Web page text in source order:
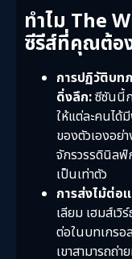
ทำไม The
ซีรีส์ที่คุณต้อ
การปฏิวัติบท
ดิ่งลึก:ซีซันนี้
ให้แต่ละคนได้
ของตัวเองอย่
จักรวรรดินิลฟ์
เป็นเท่าตัว
การส่งไม้ต่อ
เลียม เฮมส์เ
ต่อในบทเกรอ
เขาสามารถถ่